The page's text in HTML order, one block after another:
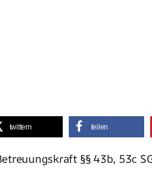
twittern teilen
§§ 43b, 53c